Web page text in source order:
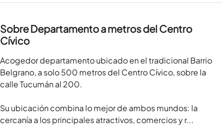
Sobre Departamento a metros del Centro
Cívico
Acogedor departamento ubicado en el tradicional Barrio
Belgrano, a solo 500 metros del Centro Cívico, sobre la
calle Tucumán al 200.
Su ubicación combina lo mejor de ambos mundos: la
cercanía a los principales atractivos, comercios y r...